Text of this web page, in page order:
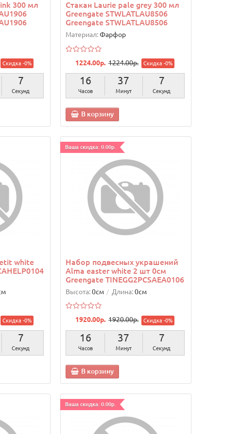
300 мл
Скидка -0%
6
Секунд
Стакан Laurie pale grey 300 мл
Greengate STWLATLAU8506
Greengate STWLATLAU8506
Материал:Фарфор
1224.00р. 1224.00р. Скидка -0%
16
Часов
37
Минут
6
Секунд
В корзину
white
Скидка -0%
6
Секунд
Ваша скидка: 0.00р.
Набор подвесных украшений
Alma easter white 2 шт 0см
Greengate TINEGG2PCSAEA0106
Высота:0см Длина:0см
1920.00р. 1920.00р. Скидка -0%
16
Часов
37
Минут
6
Секунд
В корзину
Ваша скидка: 0.00р.